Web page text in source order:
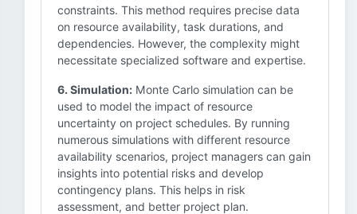
constraints. This method requires precise data
on resource availability, task durations, and
dependencies. However, the complexity might
necessitate specialized software and expertise.
6. Simulation: Monte Carlo simulation can be
used to model the impact of resource
uncertainty on project schedules. By running
numerous simulations with different resource
availability scenarios, project managers can gain
insights into potential risks and develop
contingency plans. This helps in risk
assessment, and better project plan.